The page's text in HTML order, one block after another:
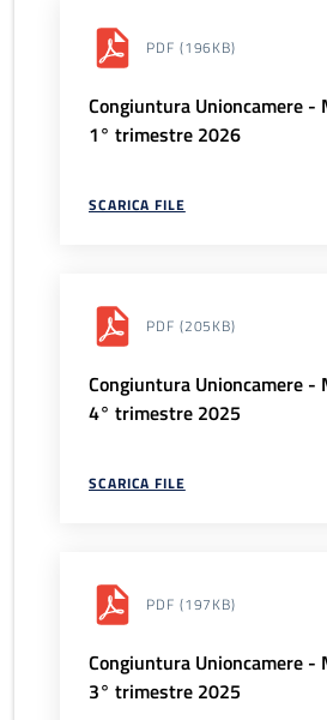
PDF (196KB)
Congiuntura Unioncamere
1° trimestre 2026
SCARICA FILE
PDF (205KB)
Congiuntura Unioncamere
4° trimestre 2025
SCARICA FILE
PDF (197KB)
Congiuntura Unioncamere
3° trimestre 2025